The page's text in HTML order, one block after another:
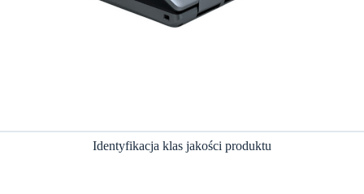
Identyfikacja klas jakości produktu